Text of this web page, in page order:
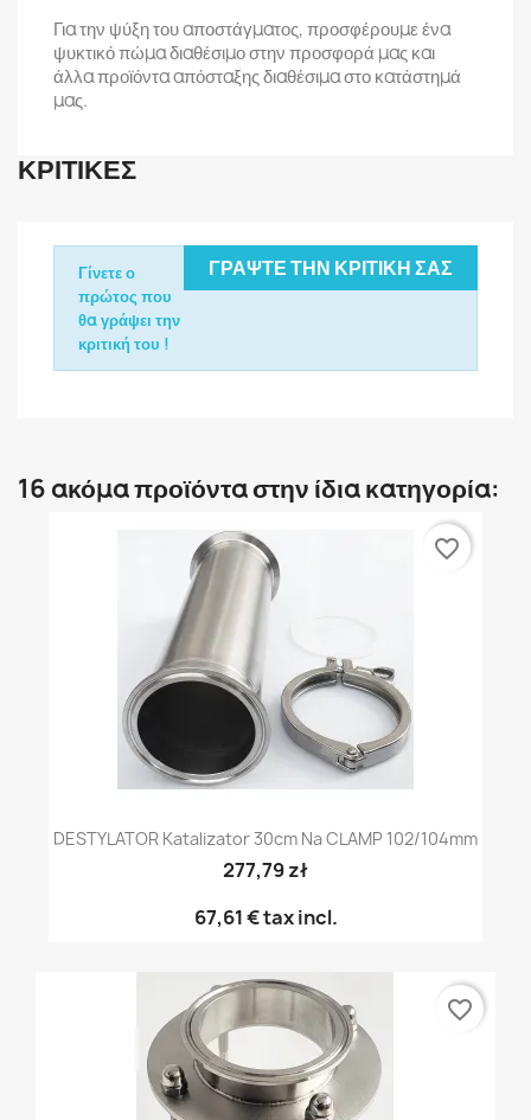
Για την ψύξη του αποστάγματος, προσφέρουμε ένα
ψυκτικό πώμα διαθέσιμο στην προσφορά μας και
άλλα προϊόντα απόσταξης διαθέσιμα στο κατάστημά
μας.
ΚΡΙΤΙΚΈΣ
ΓΡΆΨΤΕ ΤΗΝ ΚΡΙΤΙΚΉ ΣΑΣ
Γίνετε ο
πρώτος που
θα γράψει την
κριτική του !
16 ακόμα προϊόντα στην ίδια κατηγορία:
DESTYLATOR Katalizator 30cm Na CLAMP 102/104mm
277,79 zł
67,61 €tax incl.
favorite_border
favorite_border